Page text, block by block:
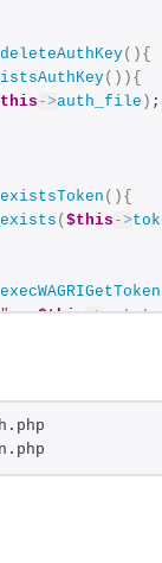
deleteAuthKey(){
()){
->auth_file ) ;
existsToken (){
( $this ->
execWAGRIGetToken
. $this->
setToken
の取得に失敗しま